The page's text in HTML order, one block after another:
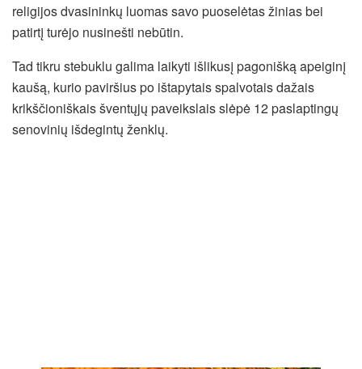
religijos dvasininkų luomas savo puoselėtas žinias bei
patirtį turėjo nusinešti nebūtin.
Tad tikru stebuklu galima laikyti išlikusį pagonišką apeiginį
kaušą, kurio paviršius po ištapytais spalvotais dažais
krikščioniškais šventųjų paveikslais slėpė 12 paslaptingų
senovinių išdegintų ženklų.